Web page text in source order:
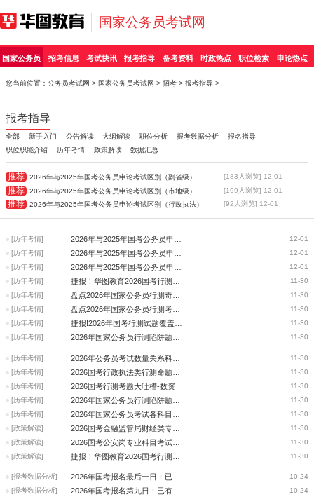
国家公务员考试网
国家公务员 招考信息 考试快讯 报考指导 备考资料 时政热点 职位检索 申论热点
您当前位置： 公务员考试网 > 国家公务员考试网 > 招考 > 报考指导 >
报考指导
全部 新手入门 公告解读 大纲解读 职位分析 报考数据分析
报名指导
职位职能介绍
历年考情 政策解读 数据汇总
推荐 2026年与2025年国考公务员申论考试区别（副省级） [183人浏览] 12-01
推荐 2026年与2025年国考公务员申论考试区别（市地级） [199人浏览] 12-01
推荐 2026年与2025年国考公务员申论考试区别（行政执法） [92人浏览] 12-01
12-01
[历年考情]
12-01
[历年考情]
12-01
[历年考情]
11-30
[历年考情]
11-30
[历年考情]
11-30
[历年考情]
11-30
[历年考情]
11-30
[历年考情]
11-30
[历年考情]
11-30
[历年考情]
11-30
[历年考情] 2026国考行测考题大吐槽-数资
11-30
[历年考情]
11-30
[历年考情]
11-30
[政策解读]
11-30
[政策解读]
11-30
[政策解读]
10-24
[报考数据分析]
10-24
[报考数据分析]